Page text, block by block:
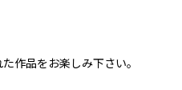
作品をお楽しみ下さい。